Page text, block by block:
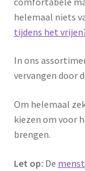
helemaal niets
tijdens het
In ons
vervangen door
Om helemaal
kiezen om voor
brengen.
Let op: De